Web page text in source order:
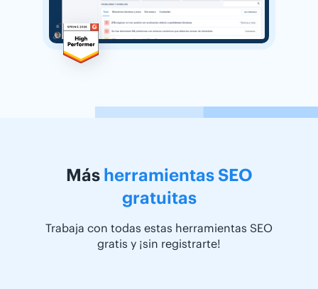
Más herramientas SEO
gratuitas
Trabaja con todas estas herramientas SEO
gratis y ¡sin registrarte!